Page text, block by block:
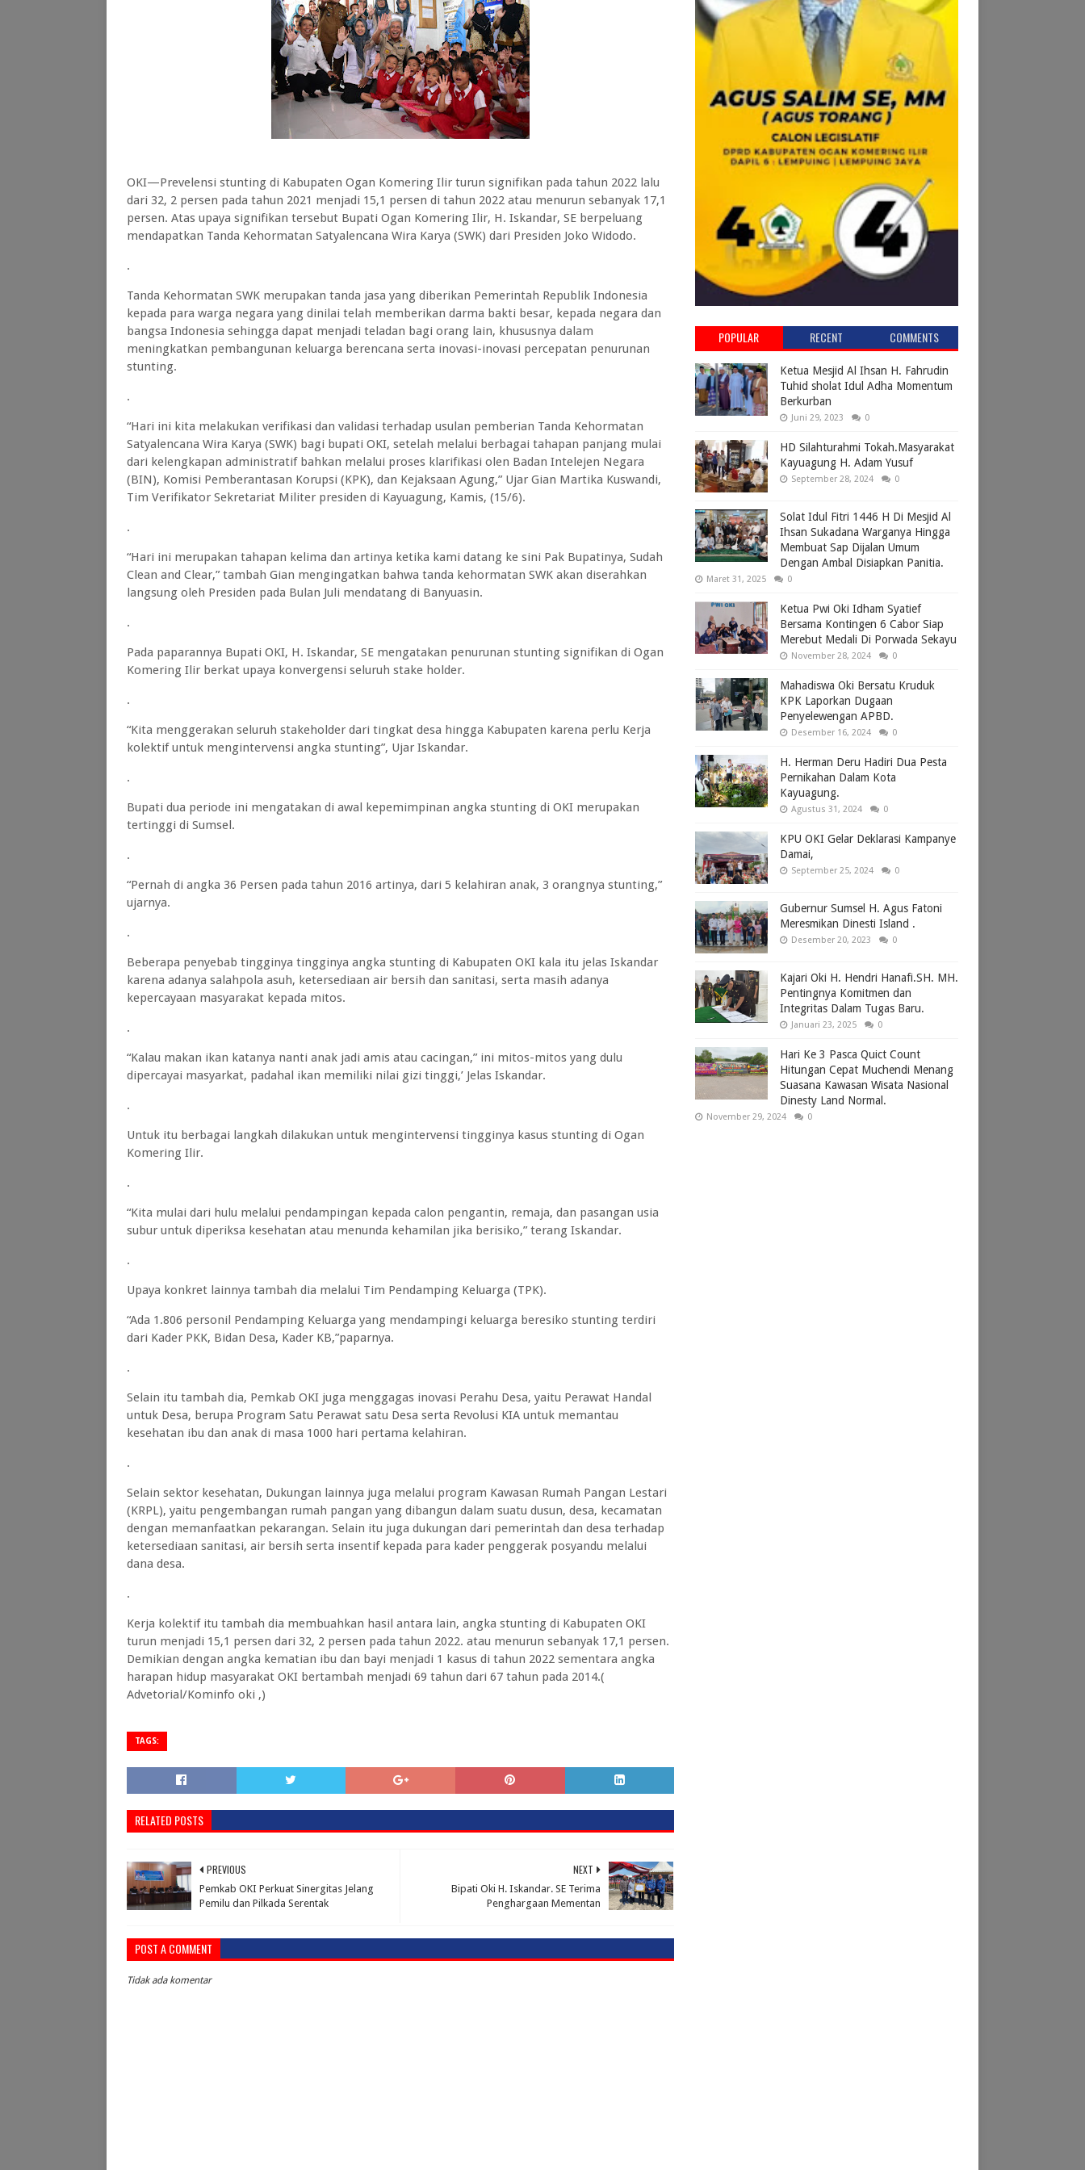
OKI—Prevelensi stunting di Kabupaten Ogan Komering Ilir turun signifikan pada tahun 2022 lalu
dari 32, 2 persen pada tahun 2021 menjadi 15,1 persen di tahun 2022 atau menurun sebanyak 17,1
persen. Atas upaya signifikan tersebut Bupati Ogan Komering Ilir, H. Iskandar, SE berpeluang
mendapatkan Tanda Kehormatan Satyalencana Wira Karya (SWK) dari Presiden Joko Widodo.
.
Tanda Kehormatan SWK merupakan tanda jasa yang diberikan Pemerintah Republik Indonesia
kepada para warga negara yang dinilai telah memberikan darma bakti besar, kepada negara dan
bangsa Indonesia sehingga dapat menjadi teladan bagi orang lain, khususnya dalam
meningkatkan pembangunan keluarga berencana serta inovasi-inovasi percepatan penurunan
stunting.
.
“Hari ini kita melakukan verifikasi dan validasi terhadap usulan pemberian Tanda Kehormatan
Satyalencana Wira Karya (SWK) bagi bupati OKI, setelah melalui berbagai tahapan panjang mulai
dari kelengkapan administratif bahkan melalui proses klarifikasi olen Badan Intelejen Negara
(BIN), Komisi Pemberantasan Korupsi (KPK), dan Kejaksaan Agung,” Ujar Gian Martika Kuswandi,
Tim Verifikator Sekretariat Militer presiden di Kayuagung, Kamis, (15/6).
.
“Hari ini merupakan tahapan kelima dan artinya ketika kami datang ke sini Pak Bupatinya, Sudah
Clean and Clear,” tambah Gian mengingatkan bahwa tanda kehormatan SWK akan diserahkan
langsung oleh Presiden pada Bulan Juli mendatang di Banyuasin.
.
Pada paparannya Bupati OKI, H. Iskandar, SE mengatakan penurunan stunting signifikan di Ogan
Komering Ilir berkat upaya konvergensi seluruh stake holder.
.
“Kita menggerakan seluruh stakeholder dari tingkat desa hingga Kabupaten karena perlu Kerja
kolektif untuk mengintervensi angka stunting”, Ujar Iskandar.
.
Bupati dua periode ini mengatakan di awal kepemimpinan angka stunting di OKI merupakan
tertinggi di Sumsel.
.
“Pernah di angka 36 Persen pada tahun 2016 artinya, dari 5 kelahiran anak, 3 orangnya stunting,”
ujarnya.
.
Beberapa penyebab tingginya tingginya angka stunting di Kabupaten OKI kala itu jelas Iskandar
karena adanya salahpola asuh, ketersediaan air bersih dan sanitasi, serta masih adanya
kepercayaan masyarakat kepada mitos.
.
“Kalau makan ikan katanya nanti anak jadi amis atau cacingan,” ini mitos-mitos yang dulu
dipercayai masyarkat, padahal ikan memiliki nilai gizi tinggi,’ Jelas Iskandar.
.
Untuk itu berbagai langkah dilakukan untuk mengintervensi tingginya kasus stunting di Ogan
Komering Ilir.
.
“Kita mulai dari hulu melalui pendampingan kepada calon pengantin, remaja, dan pasangan usia
subur untuk diperiksa kesehatan atau menunda kehamilan jika berisiko,” terang Iskandar.
.
Upaya konkret lainnya tambah dia melalui Tim Pendamping Keluarga (TPK).
“Ada 1.806 personil Pendamping Keluarga yang mendampingi keluarga beresiko stunting terdiri
dari Kader PKK, Bidan Desa, Kader KB,”paparnya.
.
Selain itu tambah dia, Pemkab OKI juga menggagas inovasi Perahu Desa, yaitu Perawat Handal
untuk Desa, berupa Program Satu Perawat satu Desa serta Revolusi KIA untuk memantau
kesehatan ibu dan anak di masa 1000 hari pertama kelahiran.
.
Selain sektor kesehatan, Dukungan lainnya juga melalui program Kawasan Rumah Pangan Lestari
(KRPL), yaitu pengembangan rumah pangan yang dibangun dalam suatu dusun, desa, kecamatan
dengan memanfaatkan pekarangan. Selain itu juga dukungan dari pemerintah dan desa terhadap
ketersediaan sanitasi, air bersih serta insentif kepada para kader penggerak posyandu melalui
dana desa.
.
Kerja kolektif itu tambah dia membuahkan hasil antara lain, angka stunting di Kabupaten OKI
turun menjadi 15,1 persen dari 32, 2 persen pada tahun 2022. atau menurun sebanyak 17,1 persen.
Demikian dengan angka kematian ibu dan bayi menjadi 1 kasus di tahun 2022 sementara angka
harapan hidup masyarakat OKI bertambah menjadi 69 tahun dari 67 tahun pada 2014.(
Advetorial/Kominfo oki ,)
TAGS:
RELATED POSTS
NEXT
Bipati Oki H. Iskandar. SE Terima
Penghargaan Mementan
PREVIOUS
Pemkab OKI Perkuat Sinergitas Jelang
Pemilu dan Pilkada Serentak
POST A COMMENT
Tidak ada komentar
POPULAR RECENT COMMENTS
Ketua Mesjid Al Ihsan H. Fahrudin
Tuhid sholat Idul Adha Momentum
Berkurban
Juni 29, 2023 0
HD Silahturahmi Tokah.Masyarakat
Kayuagung H. Adam Yusuf
September 28, 2024 0
Solat Idul Fitri 1446 H Di Mesjid Al
Ihsan Sukadana Warganya Hingga
Membuat Sap Dijalan Umum
Dengan Ambal Disiapkan Panitia.
Maret 31, 2025 0
Ketua Pwi Oki Idham Syatief
Bersama Kontingen 6 Cabor Siap
Merebut Medali Di Porwada Sekayu
November 28, 2024 0
Mahadiswa Oki Bersatu Kruduk
KPK Laporkan Dugaan
Penyelewengan APBD.
Desember 16, 2024 0
H. Herman Deru Hadiri Dua Pesta
Pernikahan Dalam Kota
Kayuagung.
Agustus 31, 2024 0
KPU OKI Gelar Deklarasi Kampanye
Damai,
September 25, 2024 0
Gubernur Sumsel H. Agus Fatoni
Meresmikan Dinesti Island .
Desember 20, 2023 0
Kajari Oki H. Hendri Hanafi.SH. MH.
Pentingnya Komitmen dan
Integritas Dalam Tugas Baru.
Januari 23, 2025 0
Hari Ke 3 Pasca Quict Count
Hitungan Cepat Muchendi Menang
Suasana Kawasan Wisata Nasional
Dinesty Land Normal.
November 29, 2024 0